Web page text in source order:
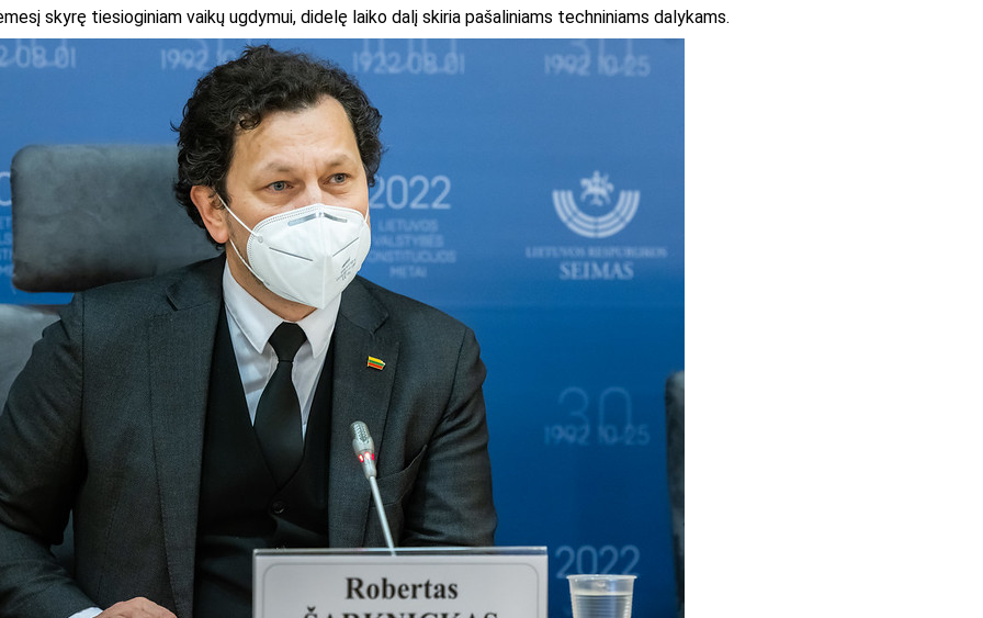
skyrę tiesioginiam vaikų ugdymui, didelę laiko dalį skiria pašaliniams techniniams dalykams.